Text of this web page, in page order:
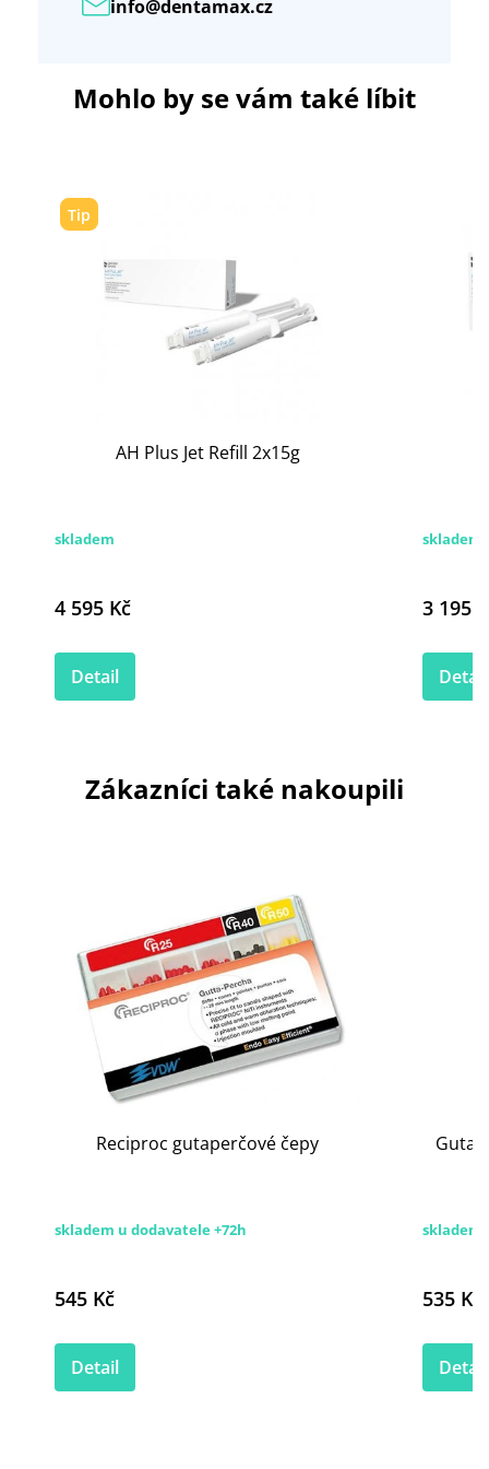
info@dentamax.cz
Mohlo by se vám také líbit
Tip
AH Plus Jet Refill 2x15g
skladem
4 595 Kč
Detail
skladem
3 195
Detail
Zákazníci také nakoupili
Reciproc gutaperčové čepy
skladem u dodavatele +72h
545 Kč
Detail
skladem
535 Kč
Detail